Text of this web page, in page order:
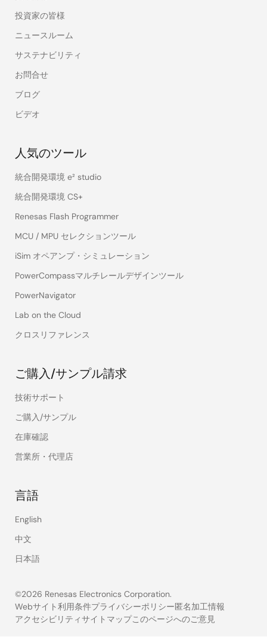
投資家の皆様
ニュースルーム
サステナビリティ
お問合せ
ブログ
ビデオ
人気のツール
統合開発環境 e² studio
統合開発環境 CS+
Renesas Flash Programmer
MCU / MPU セレクションツール
iSim オペアンプ・シミュレーション
PowerCompassマルチレールデザインツール
PowerNavigator
Lab on the Cloud
クロスリファレンス
ご購入/サンプル請求
技術サポート
ご購入/サンプル
在庫確認
営業所・代理店
言語
English
中文
日本語
©2026 Renesas Electronics Corporation.
Legal
Webサイト利用条件プライバシーポリシー匿名加工情報
アクセシビリティサイトマップこのページへのご意見